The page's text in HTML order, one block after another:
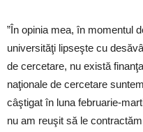
”În opinia mea, în momentul
universităţi lipseşte cu
de cercetare, nu există
naţionale de cercetare
câştigat în luna februarie-
nu am reuşit să le